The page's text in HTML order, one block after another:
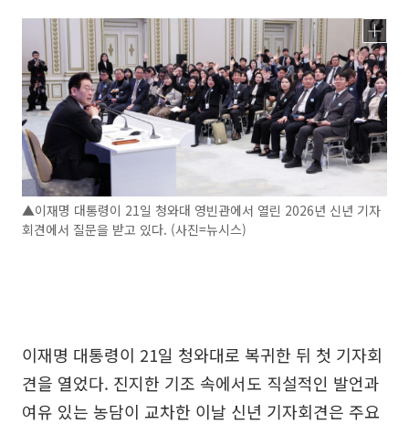
▲이재명 대통령이 21일 청와대 영빈관에서 열린 2026년 신년 기자
회견에서 질문을 받고 있다. (사진=뉴시스)
이재명 대통령이 21일 청와대로 복귀한 뒤 첫 기자회
견을 열었다. 진지한 기조 속에서도 직설적인 발언과
여유 있는 농담이 교차한 이날 신년 기자회견은 주요